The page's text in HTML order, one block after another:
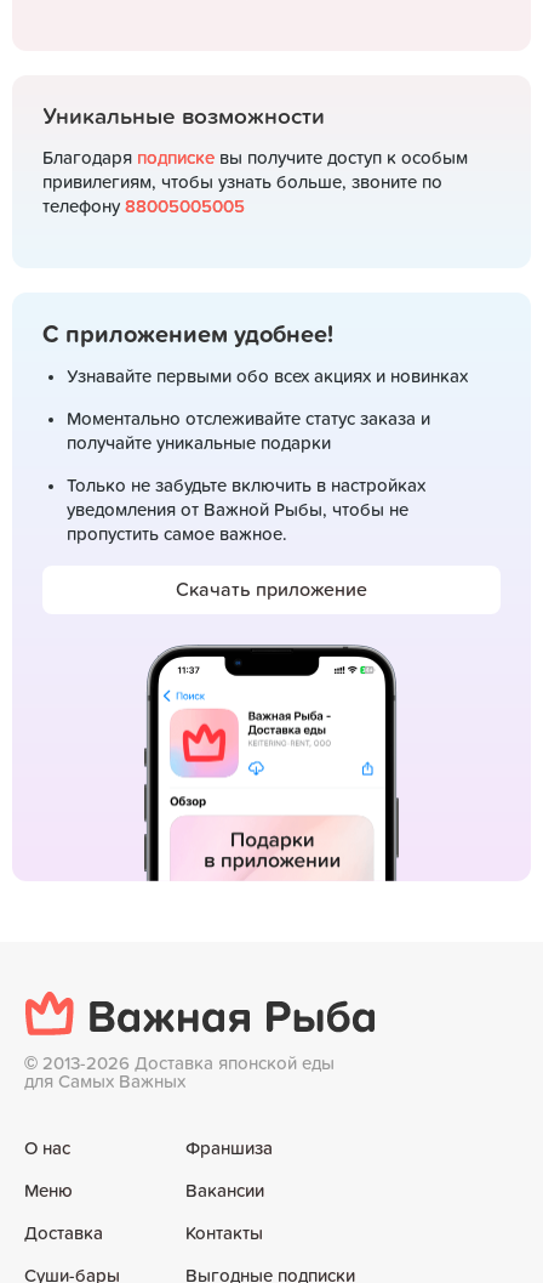
Уникальные возможности
Благодаря подписке вы получите доступ к особым
привилегиям, чтобы узнать больше, звоните по
телефону 88005005005
С приложением удобнее!
Узнавайте первыми обо всех акциях и новинках
Моментально отслеживайте статус заказа и
получайте уникальные подарки
Только не забудьте включить в настройках
уведомления от Важной Рыбы, чтобы не
пропустить самое важное.
Скачать приложение
© 2013-2026 Доставка японской еды
для Самых Важных
О нас
Меню
Доставка
Суши-бары
Франшиза
Вакансии
Контакты
Выгодные подписки